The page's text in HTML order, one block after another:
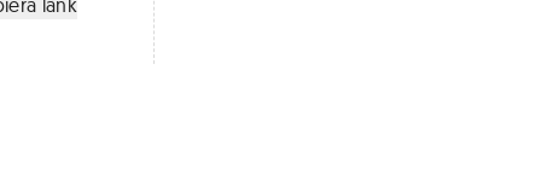
länk